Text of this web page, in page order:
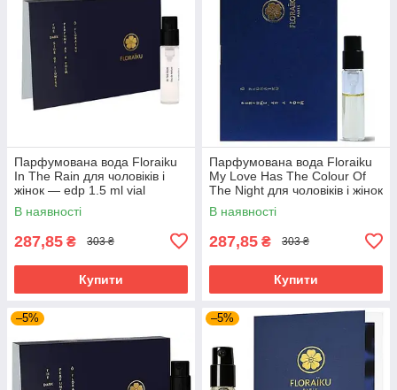
Парфумована вода Floraiku
In The Rain для чоловіків і
жінок — edp 1.5 ml vial
В наявності
287,85 ₴ 303 ₴
Купити
Парфумована вода Floraiku
My Love Has The Colour Of
The Night для чоловіків і жінок
— edp 1.5 ml vial
В наявності
287,85 ₴ 303 ₴
Купити
–5% –5%